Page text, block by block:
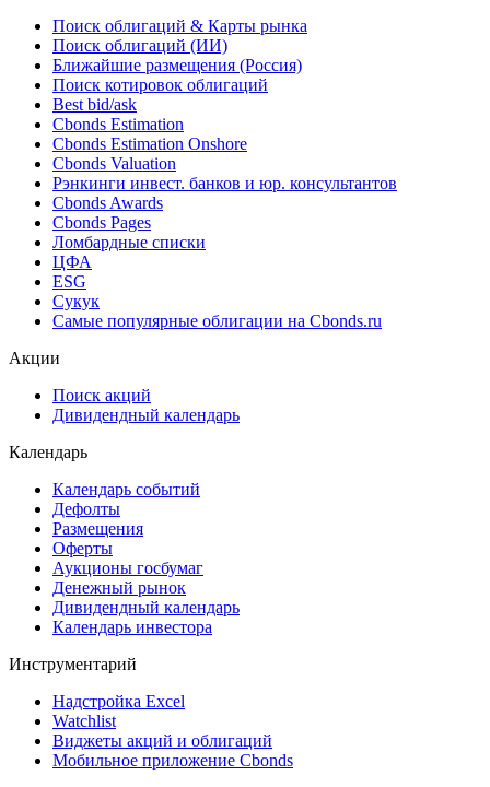
Поиск облигаций & Карты рынка
Поиск облигаций (ИИ)
Ближайшие размещения (Россия)
Поиск котировок облигаций
Best bid/ask
Cbonds Estimation
Cbonds Estimation Onshore
Cbonds Valuation
Рэнкинги инвест. банков и юр. консультантов
Cbonds Awards
Cbonds Pages
Ломбардные списки
ЦФА
ESG
Сукук
Самые популярные облигации на Cbonds.ru
Акции
Поиск акций
Дивидендный календарь
Календарь
Календарь событий
Дефолты
Размещения
Оферты
Аукционы госбумаг
Денежный рынок
Дивидендный календарь
Календарь инвестора
Инструментарий
Надстройка Excel
Watchlist
Виджеты акций и облигаций
Мобильное приложение Cbonds